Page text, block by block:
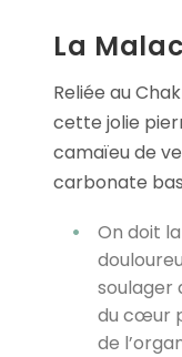
La
Reliée au
cette jolie
camaïeu de
carbonate
On doit
soulager
du cœur
de